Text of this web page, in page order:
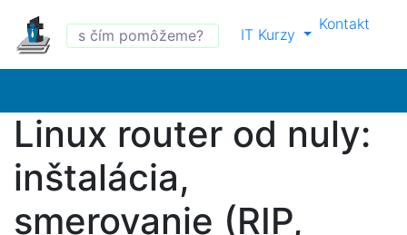
IT Kurzy
Kontakt
Linux router od nuly:
inštalácia,
smerovanie (RIP,